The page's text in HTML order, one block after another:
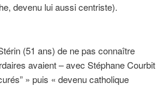
devenu lui aussi centriste).
(51 ans) de ne pas connaître
avaient – avec Stéphane Courbit
» puis « devenu catholique